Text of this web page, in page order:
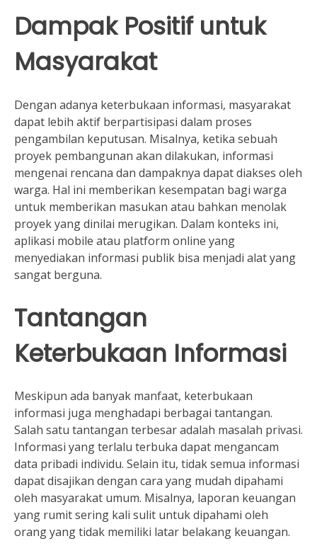
Dampak Positif untuk
Masyarakat
Dengan adanya keterbukaan informasi, masyarakat
dapat lebih aktif berpartisipasi dalam proses
pengambilan keputusan. Misalnya, ketika sebuah
proyek pembangunan akan dilakukan, informasi
mengenai rencana dan dampaknya dapat diakses oleh
warga. Hal ini memberikan kesempatan bagi warga
untuk memberikan masukan atau bahkan menolak
proyek yang dinilai merugikan. Dalam konteks ini,
aplikasi mobile atau platform online yang
menyediakan informasi publik bisa menjadi alat yang
sangat berguna.
Tantangan
Keterbukaan Informasi
Meskipun ada banyak manfaat, keterbukaan
informasi juga menghadapi berbagai tantangan.
Salah satu tantangan terbesar adalah masalah privasi.
Informasi yang terlalu terbuka dapat mengancam
data pribadi individu. Selain itu, tidak semua informasi
dapat disajikan dengan cara yang mudah dipahami
oleh masyarakat umum. Misalnya, laporan keuangan
yang rumit sering kali sulit untuk dipahami oleh
orang yang tidak memiliki latar belakang keuangan.